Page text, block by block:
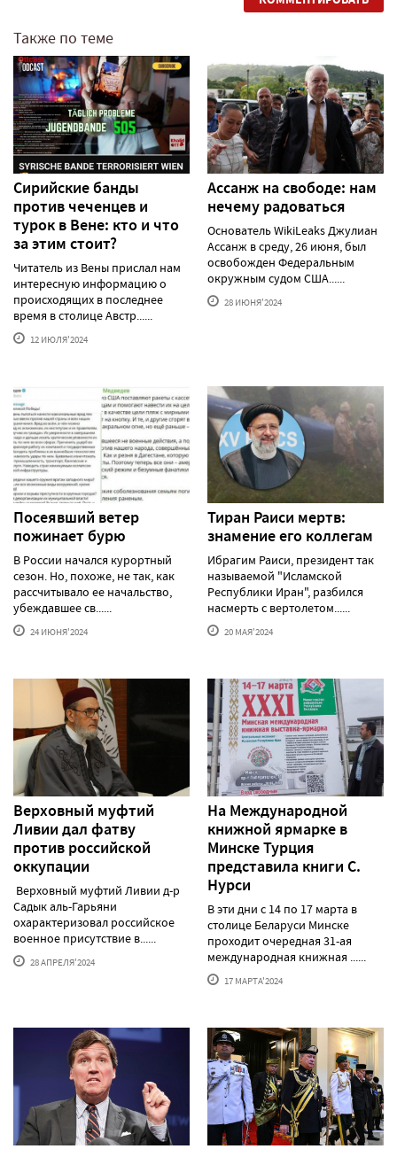
Также по теме
Сирийские банды
против чеченцев и
турок в Вене: кто и что
за этим стоит?
Читатель из Вены прислал нам
интересную информацию о
происходящих в последнее
время в столице Австр......
12 ИЮЛЯ'2024
Ассанж на свободе: нам
нечему радоваться
Основатель WikiLeaks Джулиан
Ассанж в среду, 26 июня, был
освобожден Федеральным
окружным судом США......
28 ИЮНЯ'2024
Посеявший ветер
пожинает бурю
В России начался курортный
сезон. Но, похоже, не так, как
рассчитывало ее начальство,
убеждавшее св......
24 ИЮНЯ'2024
Тиран Раиси мертв:
знамение его коллегам
Ибрагим Раиси, президент так
называемой "Исламской
Республики Иран", разбился
насмерть с вертолетом......
20 МАЯ'2024
Верховный муфтий
Ливии дал фатву
против российской
оккупации
Верховный муфтий Ливии д-р
Садык аль-Гарьяни
охарактеризовал российское
военное присутствие в......
28 АПРЕЛЯ'2024
На Международной
книжной ярмарке в
Минске Турция
представила книги С.
Нурси
В эти дни с 14 по 17 марта в
столице Беларуси Минске
проходит очередная 31-ая
международная книжная ......
17 МАРТА'2024